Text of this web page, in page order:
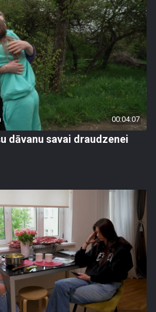
00:04:07
dāvanu savai draudzenei